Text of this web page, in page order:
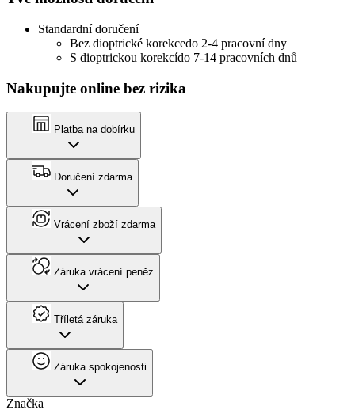
Standardní doručení
Bez dioptrické korekcedo 2-4 pracovní dny
S dioptrickou korekcído 7-14 pracovních dnů
Nakupujte online bez rizika
Platba na dobírku
Doručení zdarma
Vrácení zboží zdarma
Záruka vrácení peněz
Tříletá záruka
Záruka spokojenosti
Značka